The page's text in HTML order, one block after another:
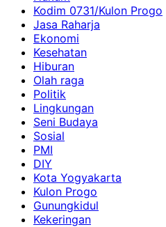
Kodim 0731/Kulon Progo
Jasa Raharja
Ekonomi
Kesehatan
Hiburan
Olah raga
Politik
Lingkungan
Seni Budaya
Sosial
PMI
DIY
Kota Yogyakarta
Kulon Progo
Gunungkidul
Kekeringan